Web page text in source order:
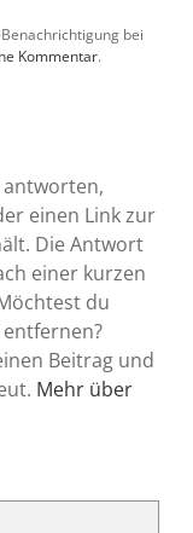
bei
Kommentar.
antworten,
einen Link zur
Die Antwort
einer kurzen
du
Beitrag und
Mehr über